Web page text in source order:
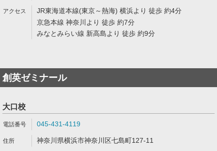
JR東海道本線(東京～熱海) 横浜より 徒歩 約4分
京急本線 神奈川より 徒歩 約7分
みなとみらい線 新高島より 徒歩 約9分
創英ゼミナール
大口校
045-431-4119
神奈川県横浜市神奈川区七島町127-11